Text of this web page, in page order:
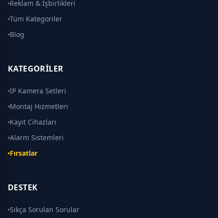
Reklam & İşbirlikleri
Tüm Kategoriler
Blog
KATEGORILER
IP Kamera Setleri
Montaj Hizmetleri
Kayıt Cihazları
Alarm Sistemleri
Fırsatlar
DESTEK
Sıkça Sorulan Sorular